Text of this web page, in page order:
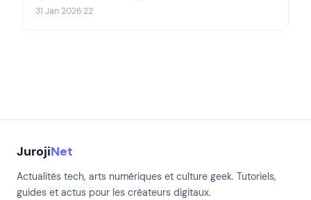
31 Jan 2026·22
JurojiNet
Actualités tech, arts numériques et culture geek. Tutoriels,
guides et actus pour les créateurs digitaux.